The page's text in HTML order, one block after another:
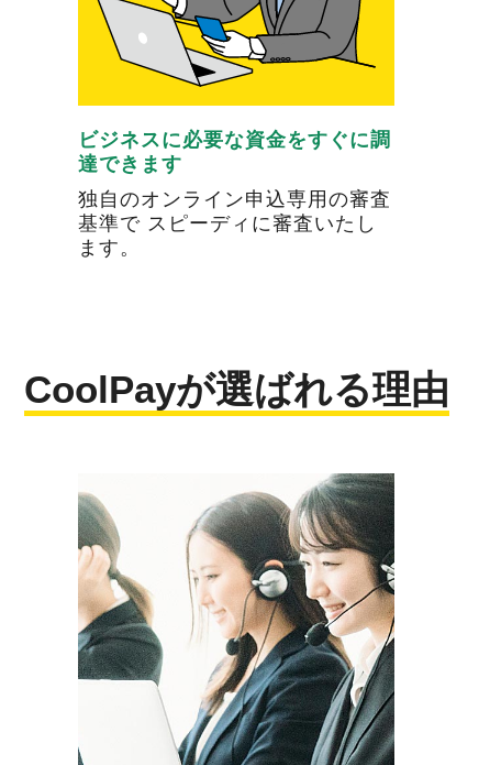
ビジネスに必要な資金をすぐに調
達できます
独自のオンライン申込専用の審査
基準で スピーディに審査いたし
ます。
CoolPayが選ばれる理由